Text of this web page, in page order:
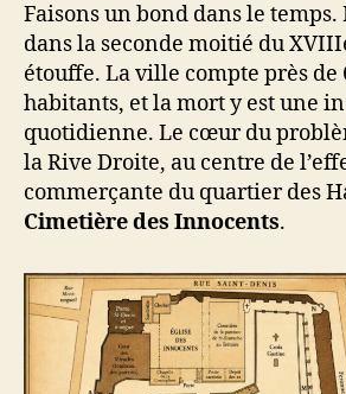
Faisons un bond dans le temps.
dans la seconde moitié du
étouffe. La ville compte près de
habitants, et la mort y est une
quotidienne. Le cœur du
la Rive Droite, au centre de
commerçante du quartier des
Cimetière des Innocents.